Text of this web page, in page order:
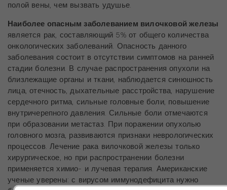
полой вены, чем вызвать удушье.
Наиболее опасным заболеванием вилочковой железы
является рак, составляющий 5% от общего количества
онкологических заболеваний. Опасность данного
заболевания состоит в отсутствии симптомов на ранней
стадии болезни. В случае распространения опухоли на
близлежащие органы и ткани, наблюдается синюшность
лица, отечность, дыхательные расстройства, нарушение
сердечного ритма, сильные головные боли, повышение
внутричерепного давления. Сильные боли отмечаются
при образовании метастаз. При поражении опухолью
головного мозга, развиваются признаки неврологических
процессов. Лечение рака вилочковой железы только
хирургическое, но при распространении болезни
применяется химио- и лучевая терапия. Американские
ученые уверены: с вирусом иммунодефицита нужно